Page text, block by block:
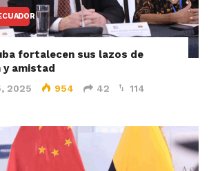
fortalecen sus lazos de
y amistad
2025 954 42 114